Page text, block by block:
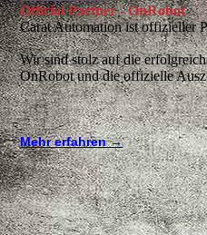
Official Partner - OnRobot
Carat Automation ist offizieller
Wir sind stolz auf die
OnRobot und die offizielle
Mehr erfahren →